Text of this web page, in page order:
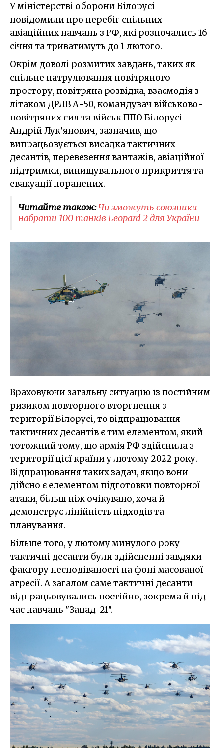
У міністерстві оборони Білорусі
повідомили про перебіг спільних
авіаційних навчань з РФ, які розпочались 16
січня та триватимуть до 1 лютого.
Окрім доволі розмитих завдань, таких як
спільне патрулювання повітряного
простору, повітряна розвідка, взаємодія з
літаком ДРЛВ А-50, командувач військово-
повітряних сил та військ ППО Білорусі
Андрій Лук'янович, зазначив, що
випрацьовується висадка тактичних
десантів, перевезення вантажів, авіаційної
підтримки, винищувального прикриття та
евакуації поранених.
Читайте також:Чи зможуть союзники
набрати 100 танків Leopard 2 для України
Враховуючи загальну ситуацію із постійним
ризиком повторного вторгнення з
території Білорусі, то відпрацювання
тактичних десантів є тим елементом, який
тотожний тому, що армія РФ здійснила з
території цієї країни у лютому 2022 року.
Відпрацювання таких задач, якщо вони
дійсно є елементом підготовки повторної
атаки, більш ніж очікувано, хоча й
демонструє лінійність підходів та
планування.
Більше того, у лютому минулого року
тактичні десанти були здійсненні завдяки
фактору несподіваності на фоні масованої
агресії. А загалом саме тактичні десанти
відпрацьовувались постійно, зокрема й під
час навчань "Запад-21".